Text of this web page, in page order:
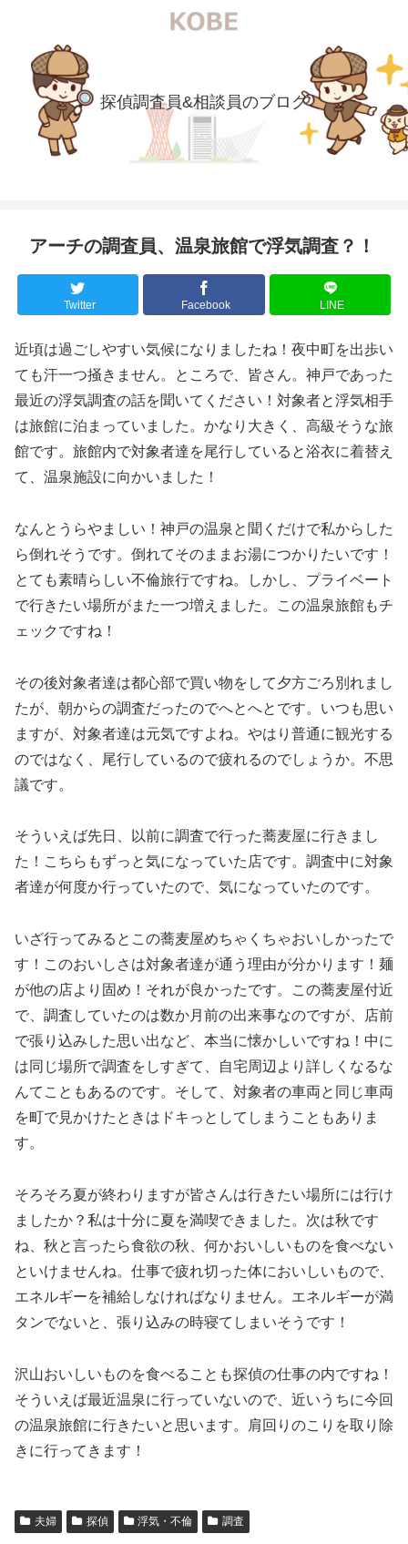
探偵調査員&相談員のブログ
アーチの調査員、温泉旅館で浮気調査？！
Twitter Facebook LINE
近頃は過ごしやすい気候になりましたね！夜中町を出歩い
ても汗一つ掻きません。ところで、皆さん。神戸であった
最近の浮気調査の話を聞いてください！対象者と浮気相手
は旅館に泊まっていました。かなり大きく、高級そうな旅
館です。旅館内で対象者達を尾行していると浴衣に着替え
て、温泉施設に向かいました！
なんとうらやましい！神戸の温泉と聞くだけで私からした
ら倒れそうです。倒れてそのままお湯につかりたいです！
とても素晴らしい不倫旅行ですね。しかし、プライベート
で行きたい場所がまた一つ増えました。この温泉旅館もチ
ェックですね！
その後対象者達は都心部で買い物をして夕方ごろ別れまし
たが、朝からの調査だったのでへとへとです。いつも思い
ますが、対象者達は元気ですよね。やはり普通に観光する
のではなく、尾行しているので疲れるのでしょうか。不思
議です。
そういえば先日、以前に調査で行った蕎麦屋に行きまし
た！こちらもずっと気になっていた店です。調査中に対象
者達が何度か行っていたので、気になっていたのです。
いざ行ってみるとこの蕎麦屋めちゃくちゃおいしかったで
す！このおいしさは対象者達が通う理由が分かります！麺
が他の店より固め！それが良かったです。この蕎麦屋付近
で、調査していたのは数か月前の出来事なのですが、店前
で張り込みした思い出など、本当に懐かしいですね！中に
は同じ場所で調査をしすぎて、自宅周辺より詳しくなるな
んてこともあるのです。そして、対象者の車両と同じ車両
を町で見かけたときはドキっとしてしまうこともありま
す。
そろそろ夏が終わりますが皆さんは行きたい場所には行け
ましたか？私は十分に夏を満喫できました。次は秋です
ね、秋と言ったら食欲の秋、何かおいしいものを食べない
といけませんね。仕事で疲れ切った体においしいもので、
エネルギーを補給しなければなりません。エネルギーが満
タンでないと、張り込みの時寝てしまいそうです！
沢山おいしいものを食べることも探偵の仕事の内ですね！
そういえば最近温泉に行っていないので、近いうちに今回
の温泉旅館に行きたいと思います。肩回りのこりを取り除
きに行ってきます！
夫婦 探偵 浮気・不倫 調査